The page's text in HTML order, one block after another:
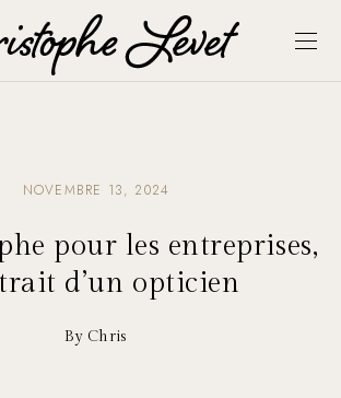
NOVEMBRE 13, 2024
pour les entreprises,
d’un opticien
By Chris